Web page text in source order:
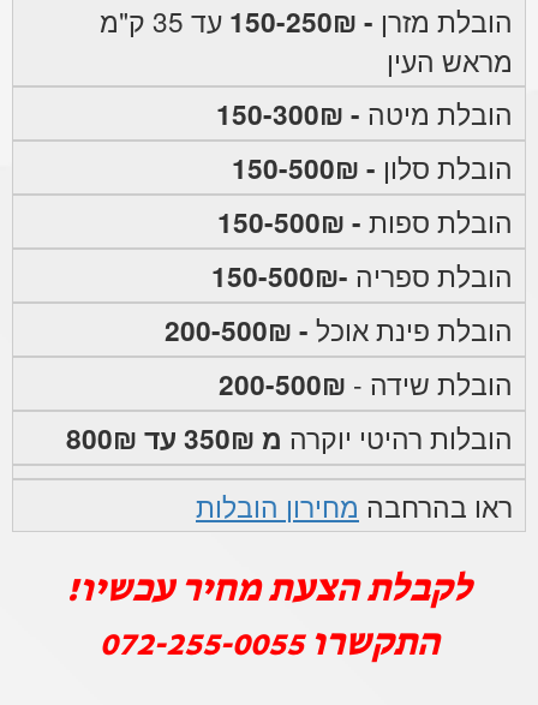
הובלת מזרן - 150-250₪
עד 35 ק"מ
מראש העין
הובלת מיטה - 150-300₪
הובלת סלון - 150-500₪
הובלת ספות - 150-500₪
הובלת ספריה -150-500₪
הובלת פינת אוכל - 200-500₪
הובלת שידה - 200-500₪
הובלות רהיטי יוקרה מ 350₪ עד 800₪
ראו בהרחבה מחירון הובלות
לקבלת הצעת מחיר עכשיו!
התקשרו072-255-0055